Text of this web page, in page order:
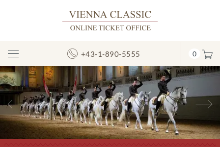
Afficher/masquer
la
navigation
+43-1-890-5555 0
Précédent